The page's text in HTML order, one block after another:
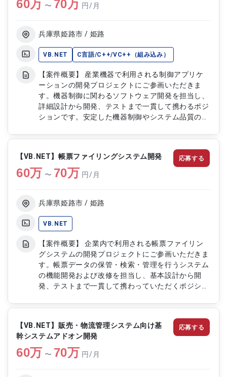
存システムの保守性・品質向上に向けた改善対応
の仕様確認および進捗共有対応
60万 〜 70万 円/月
兵庫県姫路市 / 姫路
VB.NET C言語/C++/VC++（組み込み）
【案件概要】 産業機器で利用される制御アプリケ
ーションの開発プロジェクトにご参画いただきま
す。機器制御に関わるソフトウェア開発を担当し、
詳細設計から開発、テストまで一貫して携わるポジ
ションです。安定した機器制御やシステム品質の向
いただきます。 【作業内容】 ・制御アプリケーシ
ョンの詳細設計 ・C言語およびC++を用いた組込み
ソフトウェア開発 ・機器制御ロジックの設計およ
び実装 ・既存プログラムの改修および機能追加 ・
各種制御機能の開発および最適化 ・インターフェ
ストの実施および結果検証 ・不具合調査および原
スト結果の取りまとめおよび報告 ・設計書および
開発ドキュメントの作成 ・関係者との仕様確認お
よび調整業務
【VB.NET】帳票ファイリングシステム開発
60万 〜 70万 円/月
兵庫県姫路市 / 姫路
VB.NET
【案件概要】 企業内で利用される帳票ファイリン
グシステムの開発プロジェクトにご参画いただきま
す。帳票データの保管・検索・管理を行うシステム
の機能開発および改修を担当し、基本設計から開
発、テストまで一貫して携わっていただくポジショ
たシステム開発を推進していただきます。 【作業
内容】 ・帳票ファイリングシステムの基本設計 ・
詳細設計書の作成および修正 ・VB.NETを用いたア
プリケーション開発 ・帳票データの登録、検索、
閲覧機能の開発 ・データベース連携機能の実装お
よび改修 ・既存機能の改善および追加機能の開発
応募する
【VB.NET】販売・物流管理システム向け基
幹システムアドオン開発
60万 〜 70万 円/月
応募する